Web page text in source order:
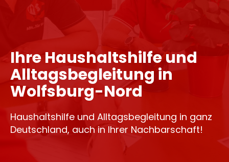
Ihre Haushaltshilfe und
Alltagsbegleitung in
Wolfsburg-Nord
Haushaltshilfe und Alltagsbegleitung in ganz
Deutschland, auch in Ihrer Nachbarschaft!